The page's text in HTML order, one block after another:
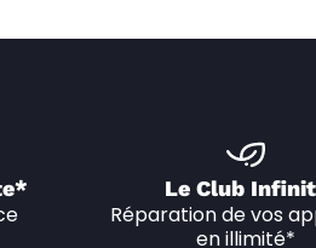
Le Club
Réparation de vos
en illimité*